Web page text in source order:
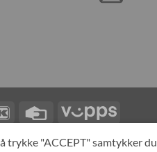
DanKort
Credit
Card
Vipps
MIN KONTO ALL PRODUCTS
trykke "ACCEPT" samtykker du